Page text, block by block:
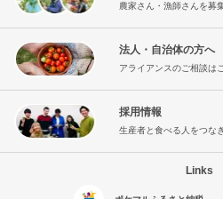
農家さん・漁師さんを募
法人・自治体の方へ
アライアンスのご相談は
採用情報
生産者と食べる人をつな
Links